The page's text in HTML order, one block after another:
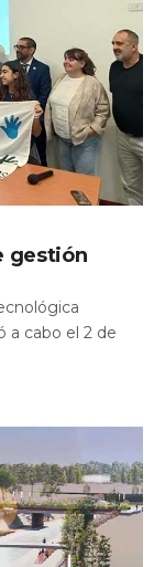
gestión
a cabo el 2 de